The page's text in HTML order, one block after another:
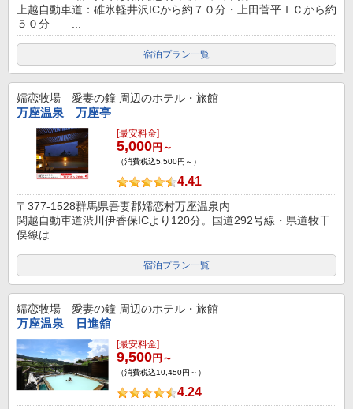
上越自動車道：碓氷軽井沢ICから約７０分・上田菅平ＩＣから約
５０分 ...
宿泊プラン一覧
嬬恋牧場 愛妻の鐘 周辺のホテル・旅館
万座温泉 万座亭
[最安料金]
5,000円～
（消費税込5,500円～）
4.41
〒377-1528群馬県吾妻郡嬬恋村万座温泉内
関越自動車道渋川伊香保ICより120分。国道292号線・県道牧干
俣線は...
宿泊プラン一覧
嬬恋牧場 愛妻の鐘 周辺のホテル・旅館
万座温泉 日進舘
[最安料金]
9,500円～
（消費税込10,450円～）
4.24